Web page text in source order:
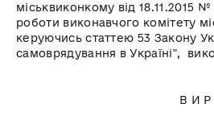
міськвиконкому від 18.11.2015
роботи виконавчого комітету
керуючись статтею 53 Закону
самоврядування в Україні",
В И Р І Ш